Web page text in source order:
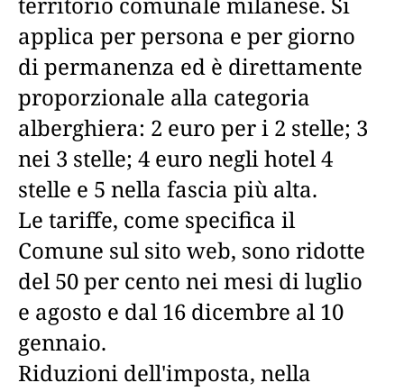
applica per persona e per giorno
di permanenza ed è direttamente
proporzionale alla categoria
alberghiera: 2 euro per i 2 stelle; 3
nei 3 stelle; 4 euro negli hotel 4
stelle e 5 nella fascia più alta.
Le tariffe, come specifica il
Comune sul sito web, sono ridotte
del 50 per cento nei mesi di luglio
e agosto e dal 16 dicembre al 10
gennaio.
Riduzioni dell'imposta, nella